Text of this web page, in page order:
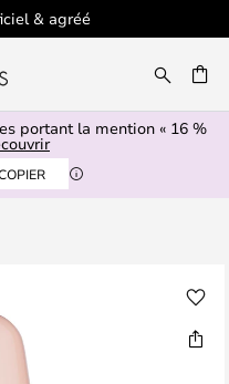
& agréé
portant la mention « 16 %